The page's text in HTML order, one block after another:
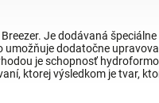
Je dodávaná
dodatočne
je schopnosť
ktorej výsledkom je tvar,